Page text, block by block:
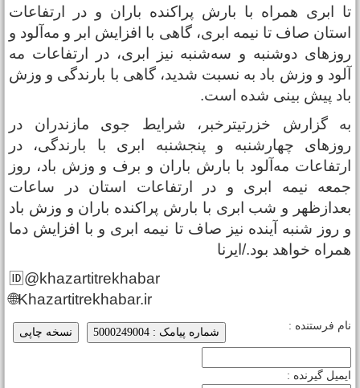
ابری همراه با بارش پراکنده باران و در ارتفاعات
صاف تا نیمه ابری، گاهی با افزایش ابر و مه‌آلود و
دوشنبه و سه‌شنبه نیز ابری، در ارتفاعات مه
و وزش باد به نسبت شدید، گاهی با بارندگی و وزش
پیش بینی شده است.
گزارش خزرتیترخبر، شرایط جوی مازندران در
چهارشنبه و پنجشنبه ابری با بارندگی، در
مه‌آلود با بارش باران و برف و وزش باد، روز
نیمه ابری و در ارتفاعات استان در ساعات
و شب ابری با بارش پراکنده باران و وزش باد
روز شنبه آینده نیز صاف تا نیمه ابری و با افزایش دما
خواهد بود./ایرنا
🆔@khazartitrekhabar
🌐Khazartitrekhabar.ir
نسخه چاپی شماره پیامک : 5000249004
فرستنده :
گیرنده :